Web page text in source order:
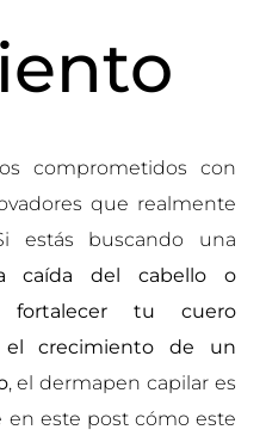
comprometidos con
que realmente
estás buscando una
caída del cabello
o
fortalecer tu cuero
el crecimiento de un
, el dermapen capilar es
en este post cómo este